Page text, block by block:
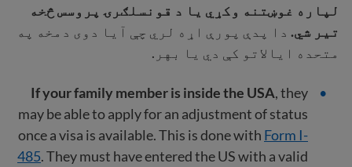
لپاره غوښتنه وکړي یا د قونسلګرۍ پروسس څخه
تیر شي. دا پدې پورې اړه لري چې آیا دوی دمخه په
متحده ایالاتو کې دي یا بهر.
If your family member is inside the USA, they
may be able to apply for an adjustment of status
once a visa is available. This is done with Form I-
485. They must have entered the US with a valid